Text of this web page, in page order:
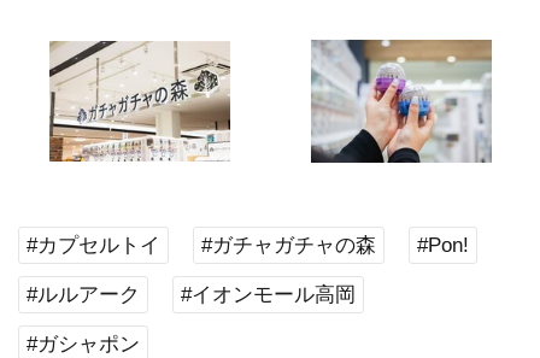
#カプセルトイ #ガチャガチャの森 #Pon!
#ルルアーク #イオンモール高岡
#ガシャポン